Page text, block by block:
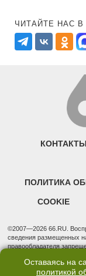
ЧИТАЙТЕ НАС
КОНТАКТЫ
ПОЛИТИКА
COOKIE
©2007—2026 66.RU.
сведения размещенных
правообладателя
надзору в сфере связи,
(Роскомнадзор).
Оставаясь на
политикой